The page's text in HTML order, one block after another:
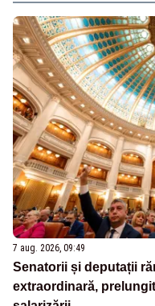
7 aug. 2026, 09:49
Senatorii și deputații
extraordinară,